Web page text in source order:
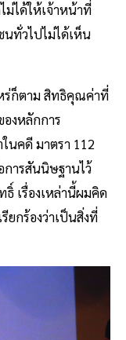
ม่ได้ให้เจ้าหน้าที่
ทั่วไปไม่ได้เห็น
หร่ก็ตาม สิทธิคุณค่าที่
องหลักการ
นคดี มาตรา 112
ารสันนิษฐานไว้
เรื่องเหล่านี้ผมคิด
ยกร้องว่าเป็นสิ่งที่